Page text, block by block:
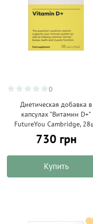
0
Диетическая добавка в
капсулах "Витамин D+"
FutureYou Cambridge,
730 грн
Купить